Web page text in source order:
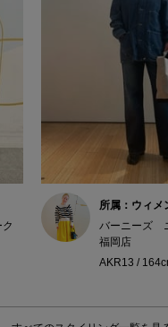
所属：ウィメ
バーニーズ
福岡店
AKR13 /